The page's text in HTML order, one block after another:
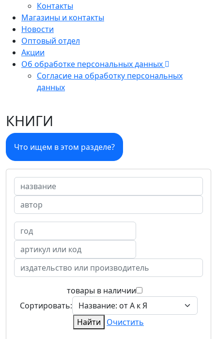
КНИГИ
Что ищем в этом разделе?
товары в наличии
Сортировать:
Найти
Очистить
Контакты
Магазины и контакты
Новости
Оптовый отдел
Акции
Об обработке персональных данных
Согласие на обработку персональных
данных